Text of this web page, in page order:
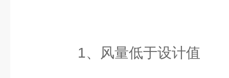
1、风量低于设计值